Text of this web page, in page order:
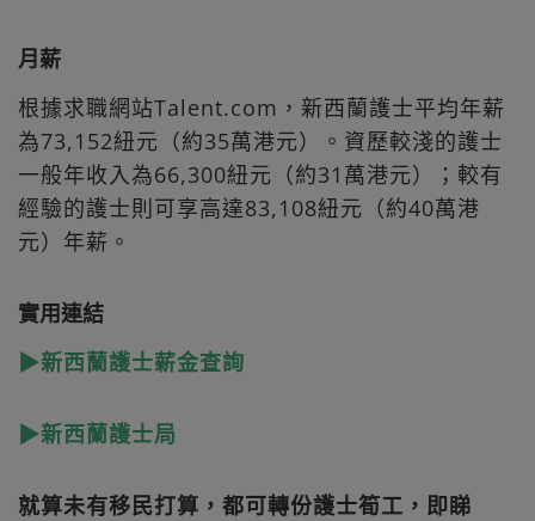
月薪
根據求職網站Talent.com，新西蘭護士平均年薪
為73,152紐元（約35萬港元）。資歷較淺的護士
一般年收入為66,300紐元（約31萬港元）；較有
經驗的護士則可享高達83,108紐元（約40萬港
元）年薪。
實用連結
▶新西蘭護士薪金查詢
▶新西蘭護士局
就算未有移民打算，都可轉份護士筍工，即睇